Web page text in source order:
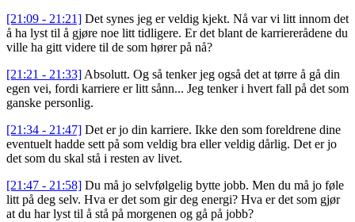
[21:09 - 21:21] Det synes jeg er veldig kjekt. Nå var vi litt innom det
å ha lyst til å gjøre noe litt tidligere. Er det blant de karriererådene du
ville ha gitt videre til de som hører på nå?
[21:21 - 21:33] Absolutt. Og så tenker jeg også det at tørre å gå din
egen vei, fordi karriere er litt sånn... Jeg tenker i hvert fall på det som
ganske personlig.
[21:34 - 21:47] Det er jo din karriere. Ikke den som foreldrene dine
eventuelt hadde sett på som veldig bra eller veldig dårlig. Det er jo
det som du skal stå i resten av livet.
[21:47 - 21:58] Du må jo selvfølgelig bytte jobb. Men du må jo føle
litt på deg selv. Hva er det som gir deg energi? Hva er det som gjør
at du har lyst til å stå på morgenen og gå på jobb?